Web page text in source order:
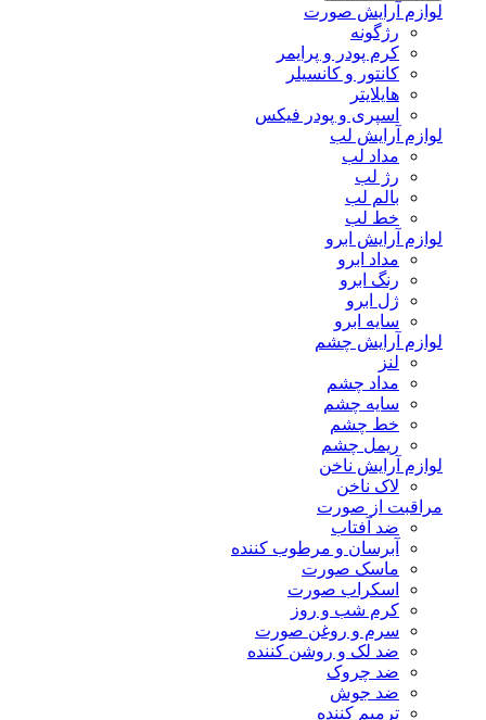
لوازم آرایش صورت
رژگونه
کرم پودر و پرایمر
کانتور و کانسیلر
هایلایتر
اسپری و پودر فیکس
لوازم آرایش لب
مداد لب
رژ لب
بالم لب
خط لب
لوازم آرایش ابرو
مداد ابرو
رنگ ابرو
ژل ابرو
سایه ابرو
لوازم آرایش چشم
لنز
مداد چشم
سایه چشم
خط چشم
ریمل چشم
لوازم آرایش ناخن
لاک ناخن
مراقبت از صورت
ضد آفتاب
آبرسان و مرطوب کننده
ماسک صورت
اسکراب صورت
کرم شب و روز
سرم و روغن صورت
ضد لک و روشن کننده
ضد چروک
ضد جوش
ترمیم کننده